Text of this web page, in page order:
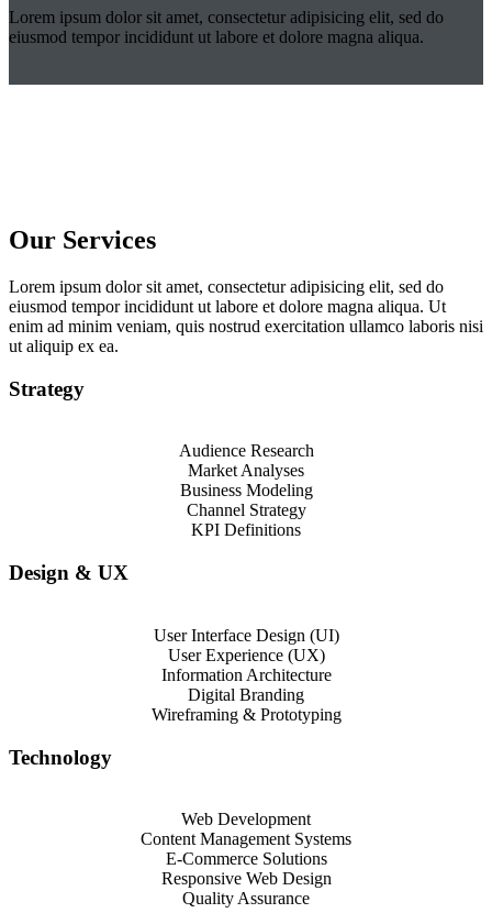
Lorem ipsum dolor sit amet, consectetur adipisicing elit, sed do
eiusmod tempor incididunt ut labore et dolore magna aliqua.
Our Services
Lorem ipsum dolor sit amet, consectetur adipisicing elit, sed do
eiusmod tempor incididunt ut labore et dolore magna aliqua. Ut
enim ad minim veniam, quis nostrud exercitation ullamco laboris nisi
ut aliquip ex ea.
Strategy
Audience Research
Market Analyses
Business Modeling
Channel Strategy
KPI Definitions
Design & UX
User Interface Design (UI)
User Experience (UX)
Information Architecture
Digital Branding
Wireframing & Prototyping
Technology
Web Development
Content Management Systems
E-Commerce Solutions
Responsive Web Design
Quality Assurance